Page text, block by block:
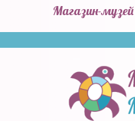
Магазин-